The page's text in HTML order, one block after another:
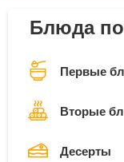
Блюда по
Первые
Вторые
Десерты